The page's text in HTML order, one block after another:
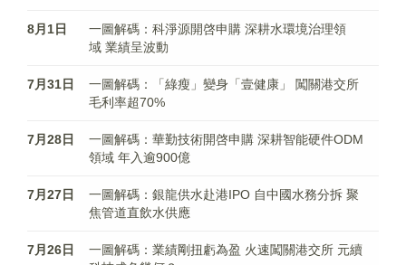
8月1日
一圖解碼：科淨源開啓申購 深耕水環境治理領
域 業績呈波動
7月31日
一圖解碼：「綠瘦」變身「壹健康」 闖關港交所
毛利率超70%
7月28日
一圖解碼：華勤技術開啓申購 深耕智能硬件ODM
領域 年入逾900億
7月27日
一圖解碼：銀龍供水赴港IPO 自中國水務分拆 聚
焦管道直飲水供應
7月26日
一圖解碼：業績剛扭虧為盈 火速闖關港交所 元續